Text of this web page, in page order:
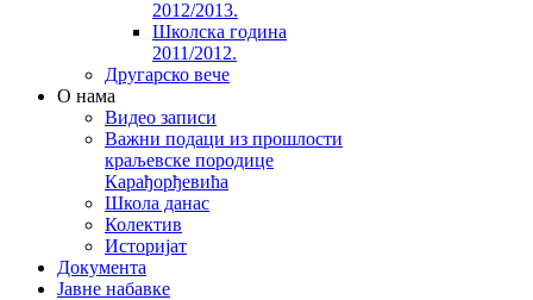
2012/2013.
Школска година
2011/2012.
Другарско вече
O нама
Видео записи
Важни подаци из прошлости
краљевске породице
Карађорђевића
Школа данас
Колектив
Историјат
Документа
Јавне набавке